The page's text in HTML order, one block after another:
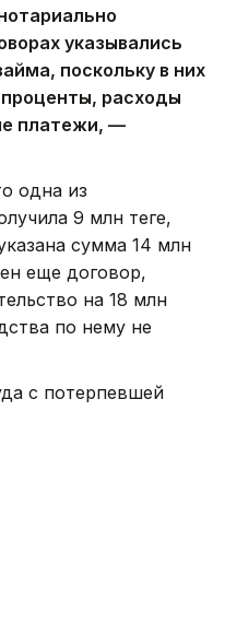
указывались
поскольку в них
расходы
платежи, —
одна из
9 млн теңге,
сумма 14 млн
еще договор,
на 18 млн
по нему не
с потерпевшей